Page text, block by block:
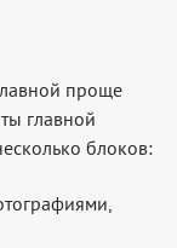
проще
главной
блоков: